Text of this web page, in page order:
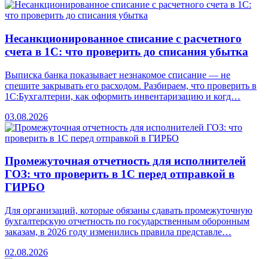
Несанкционированное списание с расчетного
счета в 1С: что проверить до списания убытка
Выписка банка показывает незнакомое списание — не
спешите закрывать его расходом. Разбираем, что проверить в
1С:Бухгалтерии, как оформить инвентаризацию и когд…
03.08.2026
Промежуточная отчетность для исполнителей
ГОЗ: что проверить в 1С перед отправкой в
ГИРБО
Для организаций, которые обязаны сдавать промежуточную
бухгалтерскую отчетность по государственным оборонным
заказам, в 2026 году изменились правила представле…
02.08.2026